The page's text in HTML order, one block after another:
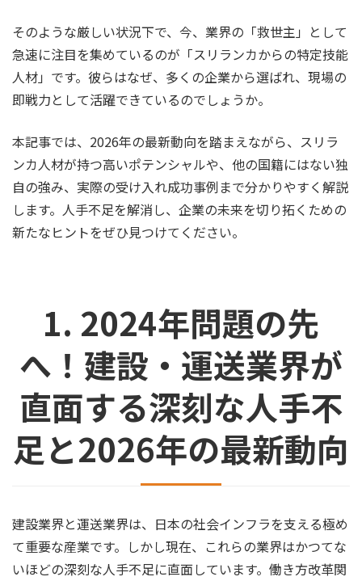
そのような厳しい状況下で、今、業界の「救世主」として
急速に注目を集めているのが「スリランカからの特定技能
人材」です。彼らはなぜ、多くの企業から選ばれ、現場の
即戦力として活躍できているのでしょうか。
本記事では、2026年の最新動向を踏まえながら、スリラ
ンカ人材が持つ高いポテンシャルや、他の国籍にはない独
自の強み、実際の受け入れ成功事例まで分かりやすく解説
します。人手不足を解消し、企業の未来を切り拓くための
新たなヒントをぜひ見つけてください。
1. 2024年問題の先
へ！建設・運送業界が
直面する深刻な人手不
足と2026年の最新動向
建設業界と運送業界は、日本の社会インフラを支える極め
て重要な産業です。しかし現在、これらの業界はかつてな
いほどの深刻な人手不足に直面しています。働き方改革関